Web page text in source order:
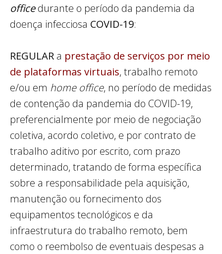
officedurante o período da pandemia da
doença infecciosa COVID-19:
REGULAR a prestação de serviços por meio
de plataformas virtuais, trabalho remoto
e/ou em home office, no período de medidas
de contenção da pandemia do COVID-19,
preferencialmente por meio de negociação
coletiva, acordo coletivo, e por contrato de
trabalho aditivo por escrito, com prazo
determinado, tratando de forma específica
sobre a responsabilidade pela aquisição,
manutenção ou fornecimento dos
equipamentos tecnológicos e da
infraestrutura do trabalho remoto, bem
como o reembolso de eventuais despesas a